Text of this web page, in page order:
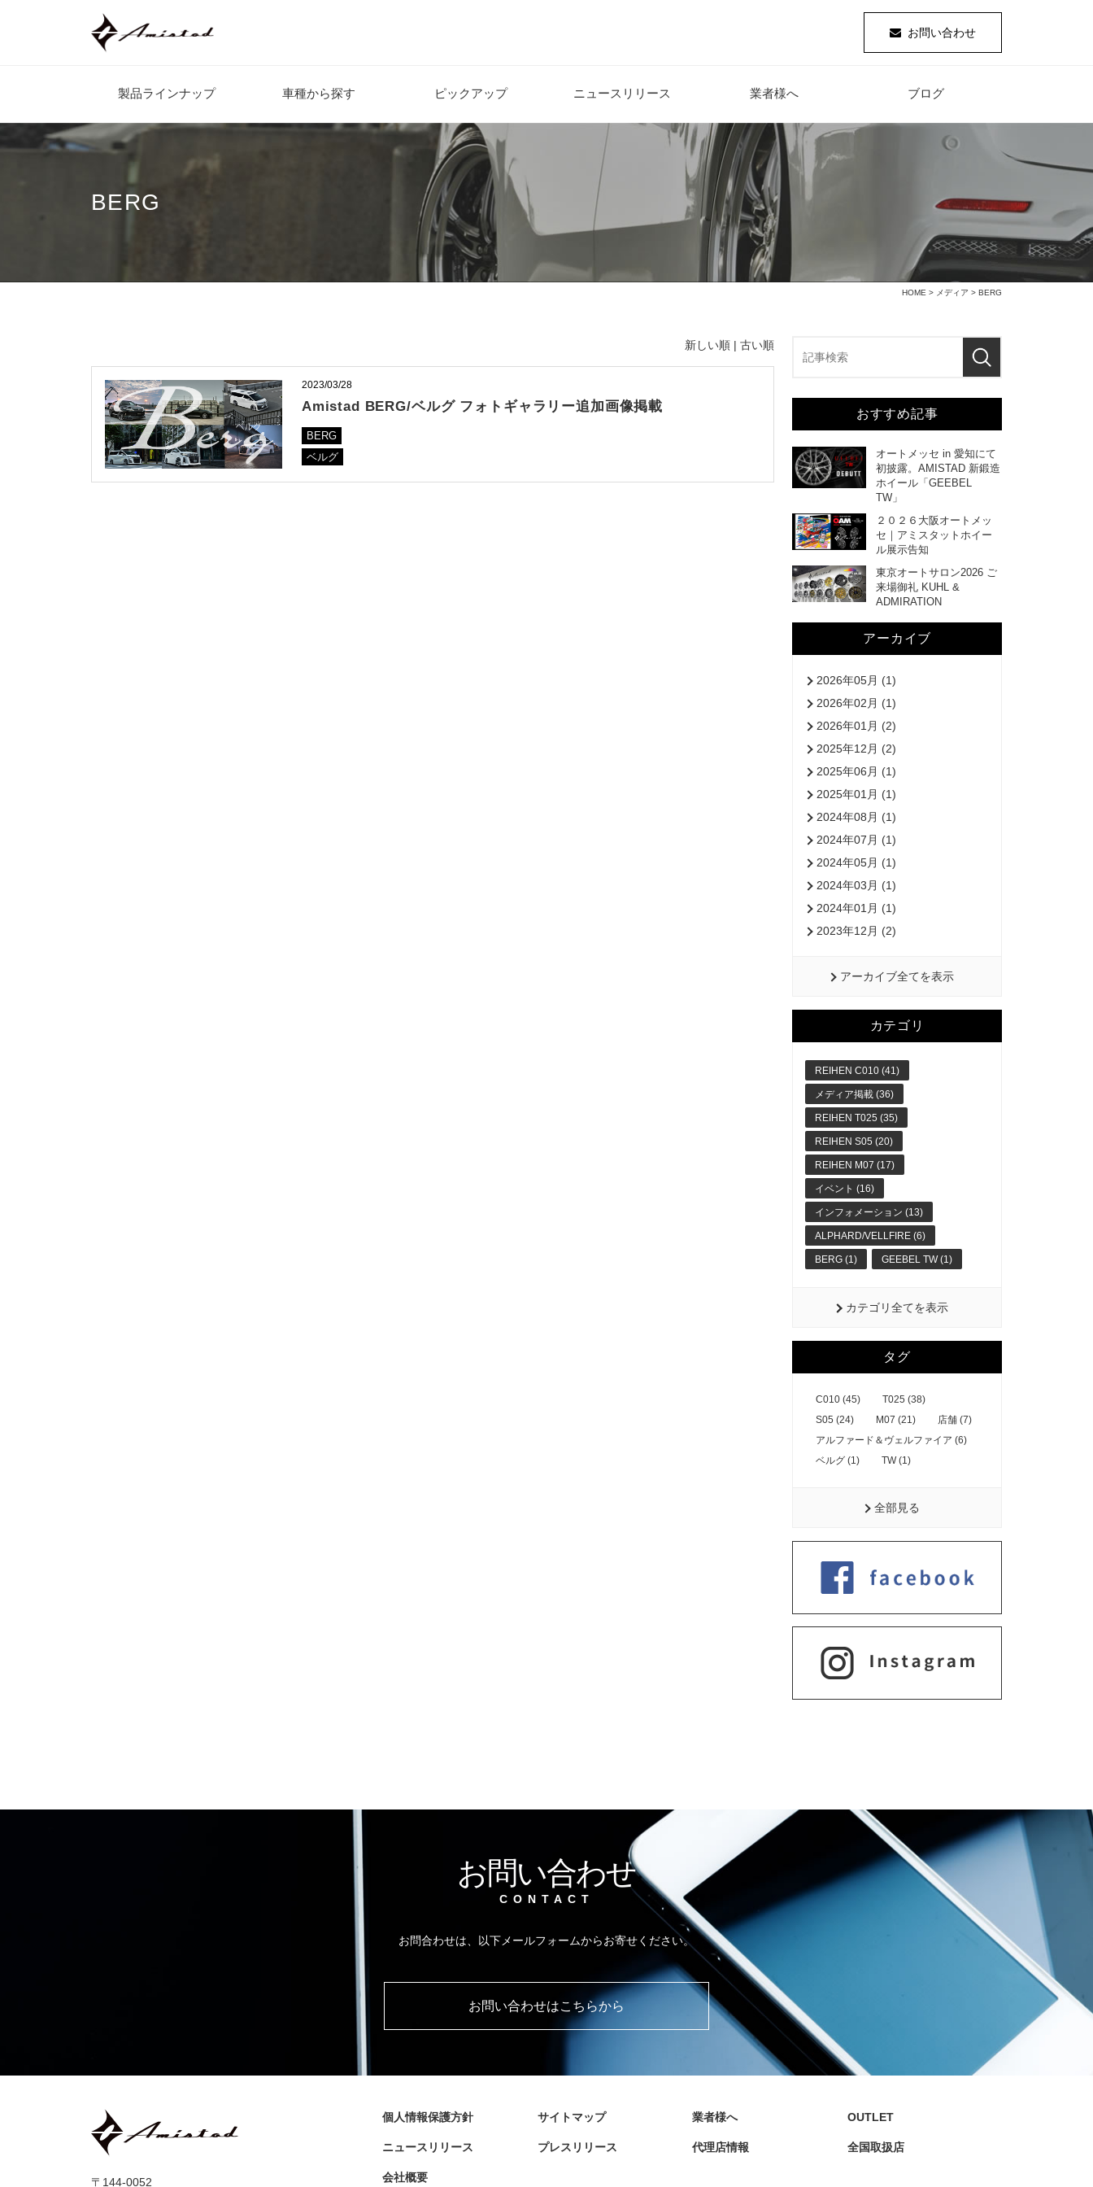
お問い合わせ
製品ラインナップ 車種から探す ピックアップ ニュースリリース 業者様へ ブログ
BERG
HOME > メディア > BERG
新しい順 | 古い順
2023/03/28
Amistad BERG/ベルグ フォトギャラリー追加画像掲載
BERG
ベルグ
おすすめ記事
オートメッセ in 愛知にて
初披露。AMISTAD 新鍛造
ホイール「GEEBEL
TW」
２０２６大阪オートメッ
セ｜アミスタットホイー
ル展示告知
東京オートサロン2026 ご
来場御礼 KUHL &
ADMIRATION
アーカイブ
2026年05月 (1)
2026年02月 (1)
2026年01月 (2)
2025年12月 (2)
2025年06月 (1)
2025年01月 (1)
2024年08月 (1)
2024年07月 (1)
2024年05月 (1)
2024年03月 (1)
2024年01月 (1)
2023年12月 (2)
アーカイブ全てを表示
カテゴリ
REIHEN C010 (41)
メディア掲載 (36)
REIHEN T025 (35)
REIHEN S05 (20)
REIHEN M07 (17)
イベント (16)
インフォメーション (13)
ALPHARD/VELLFIRE (6)
BERG (1) GEEBEL TW (1)
カテゴリ全てを表示
タグ
C010 (45)
T025 (38)
S05 (24)
M07 (21)
店舗 (7)
アルファード＆ヴェルファイア (6)
ベルグ (1)
TW (1)
全部見る
お問い合わせ
CONTACT
お問合わせは、以下メールフォームからお寄せください。
お問い合わせはこちらから
〒144-0052
ニュースリリース プレスリリース 代理店情報 全国取扱店
会社概要
個人情報保護方針 サイトマップ 業者様へ OUTLET